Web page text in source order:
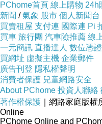
自拉出床味舖上床單
火車上的服務人員
之背心穿梭服務。他
收旅客之餐點訂單，
棉被放在頭櫃內，需
各臥舖包廂有門鎖
之人進入包廂內。火
PChome首頁 線上購物 24h
新聞 /氣象 股市 個人新聞台
買賣租屋 支付連 國際連 Pi
買車 旅行團 汽車險推薦 線
一元簡訊 直播達人 數位憑證
買網址 虛擬主機 企業郵件
廣告刊登 隱私權聲明
消費者保護 兒童網路安全
About PChome 投資人聯絡
著作權保護 ｜網路家庭版
Online
PChome Online and